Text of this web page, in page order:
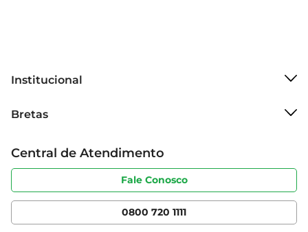
Institucional
Grupo Cencosud
Sobre privacidade
Portal do fornecedor
Cencosud Media
Bretas
Produtos Bretas
Código de ética
Serviços
Clube Bretas
Central de Atendimento
Fale Conosco
0800 720 1111